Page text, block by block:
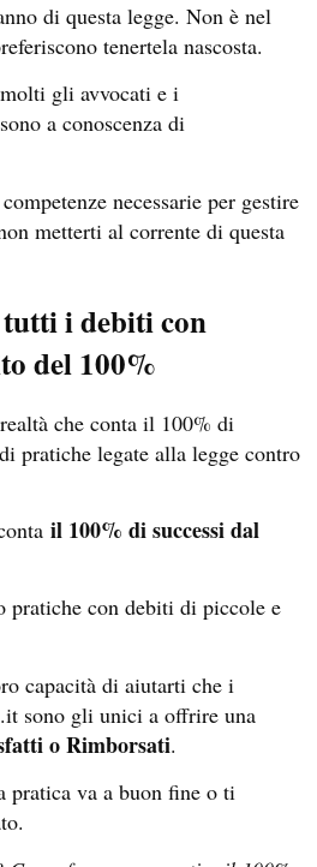
di questa legge. Non è nel
tenertela nascosta.
gli avvocati e i
a conoscenza di
necessarie per gestire
metterti al corrente di questa
i debiti con
del 100%
che conta il 100% di
pratiche legate alla legge contro
il 100% di successi dal
pratiche con debiti di piccole e
capacità di aiutarti che i
sono gli unici a offrire una
o Rimborsati.
pratica va a buon fine o ti